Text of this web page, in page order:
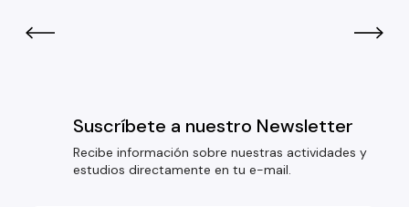
Suscríbete a nuestro Newsletter
Recibe información sobre nuestras actividades y
estudios directamente en tu e-mail.